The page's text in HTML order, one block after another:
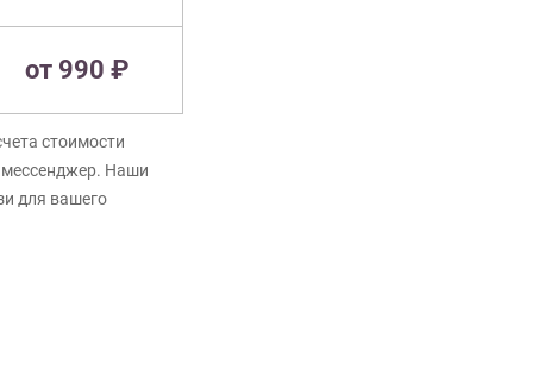
от 990 ₽
стоимости
Наши
для вашего